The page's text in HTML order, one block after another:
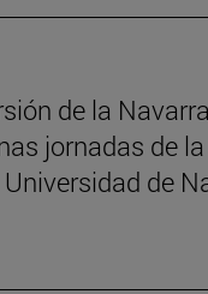
de la
jornadas de
de